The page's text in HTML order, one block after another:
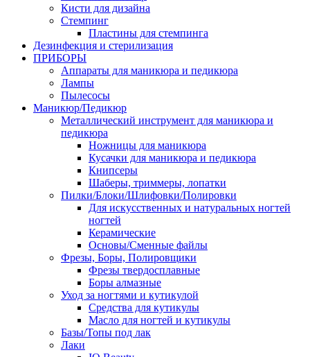
Кисти для дизайна
Стемпинг
Пластины для стемпинга
Дезинфекция и стерилизация
ПРИБОРЫ
Аппараты для маникюра и педикюра
Лампы
Пылесосы
Маникюр/Педикюр
Металлический инструмент для маникюра и
педикюра
Ножницы для маникюра
Кусачки для маникюра и педикюра
Книпсеры
Шаберы, триммеры, лопатки
Пилки/Блоки/Шлифовки/Полировки
Для искусственных и натуральных ногтей
ногтей
Керамические
Основы/Сменные файлы
Фрезы, Боры, Полировщики
Фрезы твердосплавные
Боры алмазные
Уход за ногтями и кутикулой
Средства для кутикулы
Масло для ногтей и кутикулы
Базы/Топы под лак
Лаки